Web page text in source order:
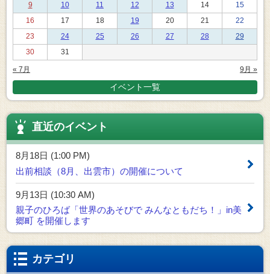
9
10 11 12 13 14
15
16
17 18 19 20 21
22
23
24 25 26 27 28
29
30
31
« 7月 9月 »
イベント一覧
直近のイベント
8月18日 (1:00 PM)
出前相談（8月、出雲市）の開催について
9月13日 (10:30 AM)
親子のひろば「世界のあそびで みんなともだち！」in美
郷町 を開催します
カテゴリ